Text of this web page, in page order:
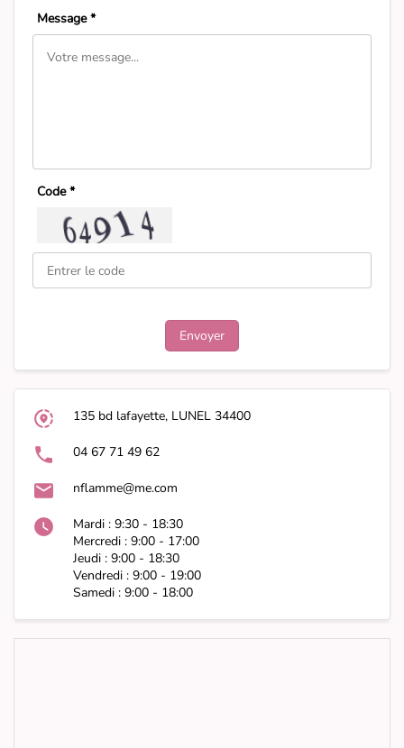
Message *
Code *
135 bd lafayette, LUNEL 34400
04 67 71 49 62
nflamme@me.com
Mardi : 9:30 - 18:30
Mercredi : 9:00 - 17:00
Jeudi : 9:00 - 18:30
Vendredi : 9:00 - 19:00
Samedi : 9:00 - 18:00